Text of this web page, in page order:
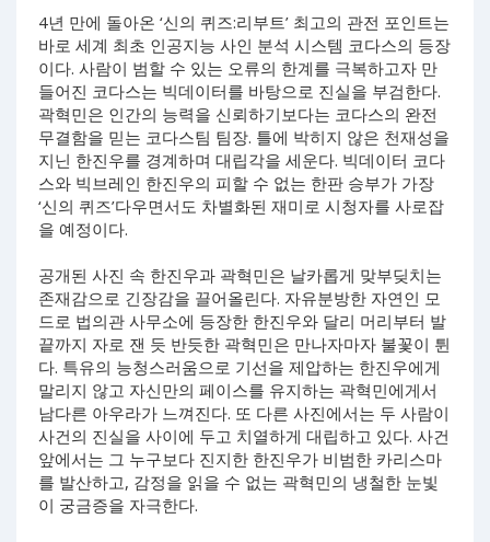
4년 만에 돌아온 ‘신의 퀴즈:리부트’ 최고의 관전 포인트는
바로 세계 최초 인공지능 사인 분석 시스템 코다스의 등장
이다. 사람이 범할 수 있는 오류의 한계를 극복하고자 만
들어진 코다스는 빅데이터를 바탕으로 진실을 부검한다.
곽혁민은 인간의 능력을 신뢰하기보다는 코다스의 완전
무결함을 믿는 코다스팀 팀장. 틀에 박히지 않은 천재성을
지닌 한진우를 경계하며 대립각을 세운다. 빅데이터 코다
스와 빅브레인 한진우의 피할 수 없는 한판 승부가 가장
‘신의 퀴즈’다우면서도 차별화된 재미로 시청자를 사로잡
을 예정이다.
공개된 사진 속 한진우과 곽혁민은 날카롭게 맞부딪치는
존재감으로 긴장감을 끌어올린다. 자유분방한 자연인 모
드로 법의관 사무소에 등장한 한진우와 달리 머리부터 발
끝까지 자로 잰 듯 반듯한 곽혁민은 만나자마자 불꽃이 튄
다. 특유의 능청스러움으로 기선을 제압하는 한진우에게
말리지 않고 자신만의 페이스를 유지하는 곽혁민에게서
남다른 아우라가 느껴진다. 또 다른 사진에서는 두 사람이
사건의 진실을 사이에 두고 치열하게 대립하고 있다. 사건
앞에서는 그 누구보다 진지한 한진우가 비범한 카리스마
를 발산하고, 감정을 읽을 수 없는 곽혁민의 냉철한 눈빛
이 궁금증을 자극한다.